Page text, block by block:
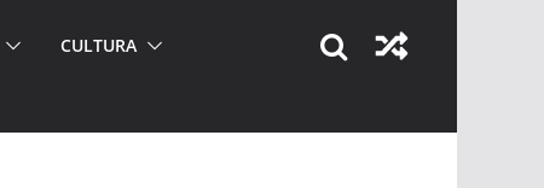
CULTURA